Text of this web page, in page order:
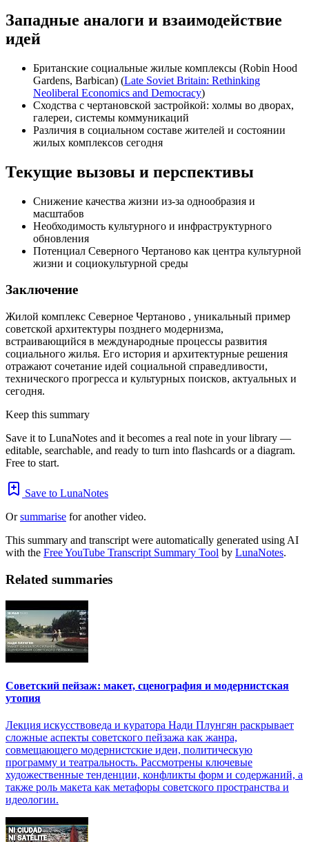
Западные аналоги и взаимодействие
идей
Британские социальные жилые комплексы (Robin Hood
Gardens, Barbican) (Late Soviet Britain: Rethinking
Neoliberal Economics and Democracy)
Сходства с чертановской застройкой: холмы во дворах,
галереи, системы коммуникаций
Различия в социальном составе жителей и состоянии
жилых комплексов сегодня
Текущие вызовы и перспективы
Снижение качества жизни из-за однообразия и
масштабов
Необходимость культурного и инфраструктурного
обновления
Потенциал Северного Чертаново как центра культурной
жизни и социокультурной среды
Заключение
Жилой комплекс Северное Чертаново , уникальный пример
советской архитектуры позднего модернизма,
встраивающийся в международные процессы развития
социального жилья. Его история и архитектурные решения
отражают сочетание идей социальной справедливости,
технического прогресса и культурных поисков, актуальных и
сегодня.
Keep this summary
Save it to LunaNotes and it becomes a real note in your library —
editable, searchable, and ready to turn into flashcards or a diagram.
Free to start.
Save to LunaNotes
Orsummarise for another video.
This summary and transcript were automatically generated using AI
with the Free YouTube Transcript Summary Tool by LunaNotes.
Related summaries
Советский пейзаж: макет, сценография и модернистская
утопия
Лекция искусствоведа и куратора Нади Плунгян раскрывает
сложные аспекты советского пейзажа как жанра,
совмещающего модернистские идеи, политическую
программу и театральность. Рассмотрены ключевые
художественные тенденции, конфликты форм и содержаний, а
также роль макета как метафоры советского пространства и
идеологии.